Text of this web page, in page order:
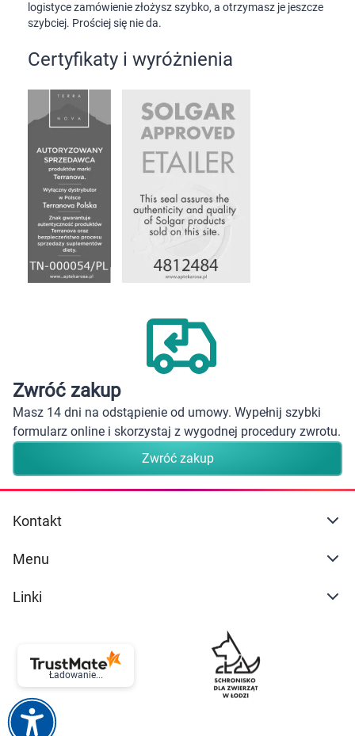
logistyce zamówienie złożysz szybko, a otrzymasz je jeszcze
szybciej. Prościej się nie da.
Certyfikaty i wyróżnienia
Zwróć zakup
Masz 14 dni na odstąpienie od umowy. Wypełnij szybki
formularz online i skorzystaj z wygodnej procedury zwrotu.
Zwróć zakup
Kontakt
Menu
Linki
Ładowanie...